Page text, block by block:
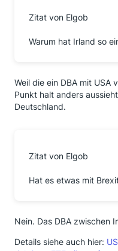
Zitat von Elgob
Warum hat Irland so
Weil die ein DBA mit USA
Punkt halt anders
Deutschland.
Zitat von Elgob
Hat es etwas mit
Nein. Das DBA zwischen
Details siehe auch hier: